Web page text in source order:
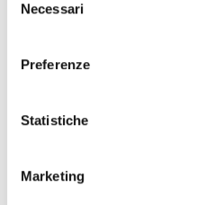
delNecessari
Preferenze
Statistiche
Marketing
QUANTITY:
€ 2.379,68